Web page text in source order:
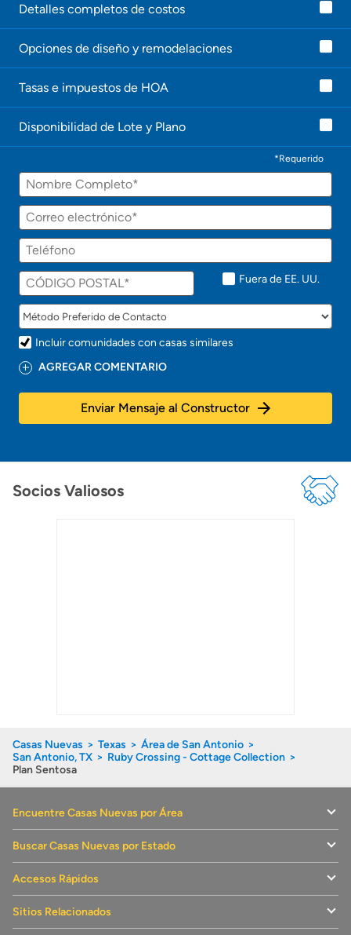
Detalles completos de costos
Opciones de diseño y remodelaciones
Tasas e impuestos de HOA
Disponibilidad de Lote y Plano
*Requerido
Fuera de EE. UU.
Incluir comunidades con casas similares
AGREGAR COMENTARIO
Enviar Mensaje al Constructor
Socios Valiosos
Casas Nuevas Texas
Área de San Antonio
San Antonio, TX
Ruby Crossing - Cottage Collection
Plan Sentosa
Encuentre Casas Nuevas por Área
Buscar Casas Nuevas por Estado
Accesos Rápidos
Sitios Relacionados